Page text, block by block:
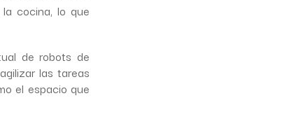
cocina, lo que
de robots de
las tareas
el espacio que